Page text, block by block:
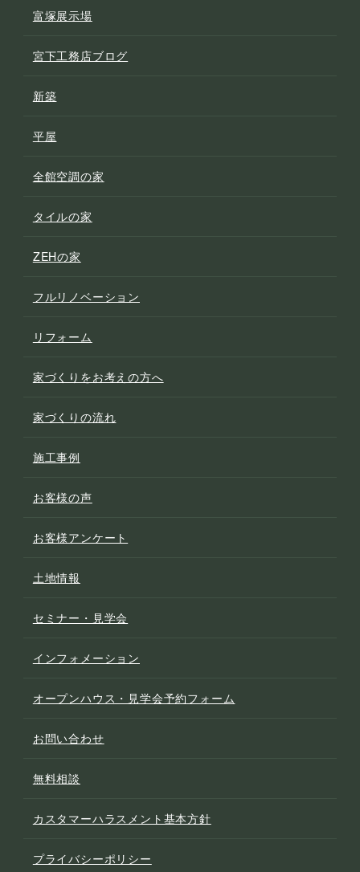
富塚展示場
宮下工務店ブログ
新築
平屋
全館空調の家
タイルの家
ZEHの家
フルリノベーション
リフォーム
家づくりをお考えの方へ
家づくりの流れ
施工事例
お客様の声
お客様アンケート
土地情報
セミナー・見学会
インフォメーション
オープンハウス・見学会予約フォーム
お問い合わせ
無料相談
カスタマーハラスメント基本方針
プライバシーポリシー